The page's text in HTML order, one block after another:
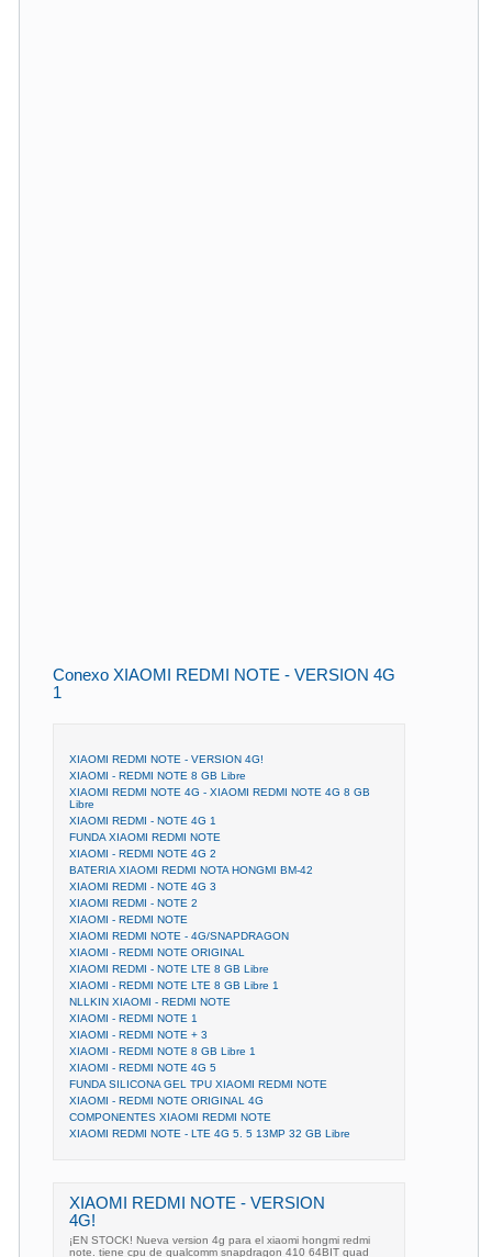
Conexo XIAOMI REDMI NOTE - VERSION 4G
1
XIAOMI REDMI NOTE - VERSION 4G!
XIAOMI - REDMI NOTE 8 GB Libre
XIAOMI REDMI NOTE 4G - XIAOMI REDMI NOTE 4G 8 GB
Libre
XIAOMI REDMI - NOTE 4G 1
FUNDA XIAOMI REDMI NOTE
XIAOMI - REDMI NOTE 4G 2
BATERIA XIAOMI REDMI NOTA HONGMI BM-42
XIAOMI REDMI - NOTE 4G 3
XIAOMI REDMI - NOTE 2
XIAOMI - REDMI NOTE
XIAOMI REDMI NOTE - 4G/SNAPDRAGON
XIAOMI - REDMI NOTE ORIGINAL
XIAOMI REDMI - NOTE LTE 8 GB Libre
XIAOMI - REDMI NOTE LTE 8 GB Libre 1
NLLKIN XIAOMI - REDMI NOTE
XIAOMI - REDMI NOTE 1
XIAOMI - REDMI NOTE + 3
XIAOMI - REDMI NOTE 8 GB Libre 1
XIAOMI - REDMI NOTE 4G 5
FUNDA SILICONA GEL TPU XIAOMI REDMI NOTE
XIAOMI - REDMI NOTE ORIGINAL 4G
COMPONENTES XIAOMI REDMI NOTE
XIAOMI REDMI NOTE - LTE 4G 5. 5 13MP 32 GB Libre
XIAOMI REDMI NOTE - VERSION
4G!
¡EN STOCK! Nueva version 4g para el xiaomi hongmi redmi
note. tiene cpu de qualcomm snapdragon 410 64BIT quad